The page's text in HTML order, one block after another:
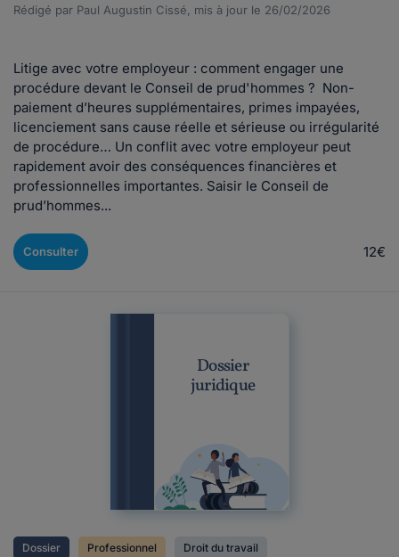
Rédigé par Paul Augustin Cissé, mis à jour le 26/02/2026
Litige avec votre employeur : comment engager une
procédure devant le Conseil de prud'hommes ? Non-
paiement d’heures supplémentaires, primes impayées,
licenciement sans cause réelle et sérieuse ou irrégularité
de procédure… Un conflit avec votre employeur peut
rapidement avoir des conséquences financières et
professionnelles importantes. Saisir le Conseil de
prud’hommes...
Consulter 12€
Dossier
juridique
Dossier Professionnel Droit du travail